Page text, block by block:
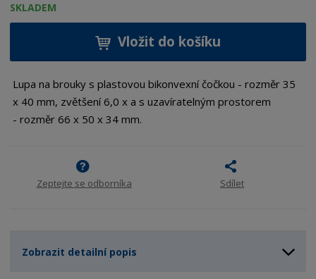
SKLADEM
Vložit do košíku
Lupa na brouky s plastovou bikonvexní čočkou - rozměr 35
x 40 mm, zvětšení 6,0 x a s uzavíratelným prostorem
- rozměr 66 x 50 x 34 mm.
Zeptejte se odborníka Sdílet
Zobrazit detailní popis